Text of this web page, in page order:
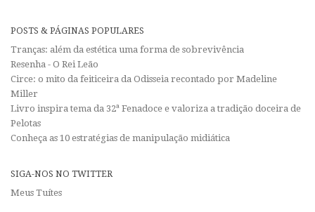
POSTS & PÁGINAS POPULARES
Tranças: além da estética uma forma de sobrevivência
Resenha - O Rei Leão
Circe: o mito da feiticeira da Odisseia recontado por Madeline
Miller
Livro inspira tema da 32ª Fenadoce e valoriza a tradição doceira de
Pelotas
Conheça as 10 estratégias de manipulação midiática
SIGA-NOS NO TWITTER
Meus Tuítes